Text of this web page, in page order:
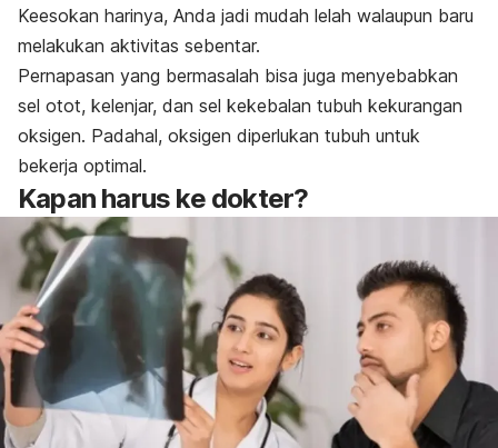
Keesokan harinya, Anda jadi mudah lelah walaupun baru
melakukan aktivitas sebentar.
Pernapasan yang bermasalah bisa juga menyebabkan
sel otot, kelenjar, dan sel kekebalan tubuh kekurangan
oksigen. Padahal, oksigen diperlukan tubuh untuk
bekerja optimal.
Kapan harus ke dokter?